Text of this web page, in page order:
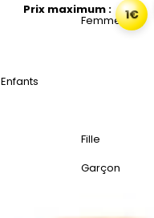
Femme
Enfants
Fille
Garçon
Prix maximum : 1€